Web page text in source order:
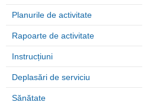
Planurile de activitate
Rapoarte de activitate
Instrucțiuni
Deplasări de serviciu
Sănătate